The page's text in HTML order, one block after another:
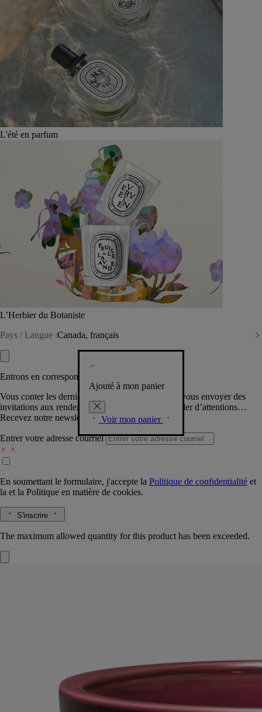
L'été en parfum
L’Herbier du Botaniste
Pays / Langue :Canada, français
Ajouté à mon panier
Voir mon panier
Entrons en correspondance​
Vous conter les dernières créations de la Maison, vous envoyer des
invitations aux rendez-vous Diptyque, vous combler d’attentions…
Recevez notre newsletter.
Entrer votre adresse courriel
En soumettant le formulaire, j'accepte la Politique de confidentialité et
la et la Politique en matière de cookies.
S'inscrire
The maximum allowed quantity for this product has been exceeded.
Énigmatique, chavirante. Cette bougie à cinq mèches exprime le
parfum capiteux de la tubéreuse, cette fleur blanche à la longue tige